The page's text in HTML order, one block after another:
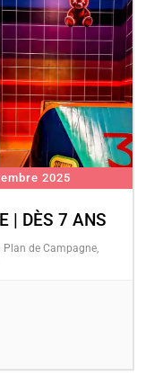
2025
| DÈS 7 ANS
Plan de Campagne,